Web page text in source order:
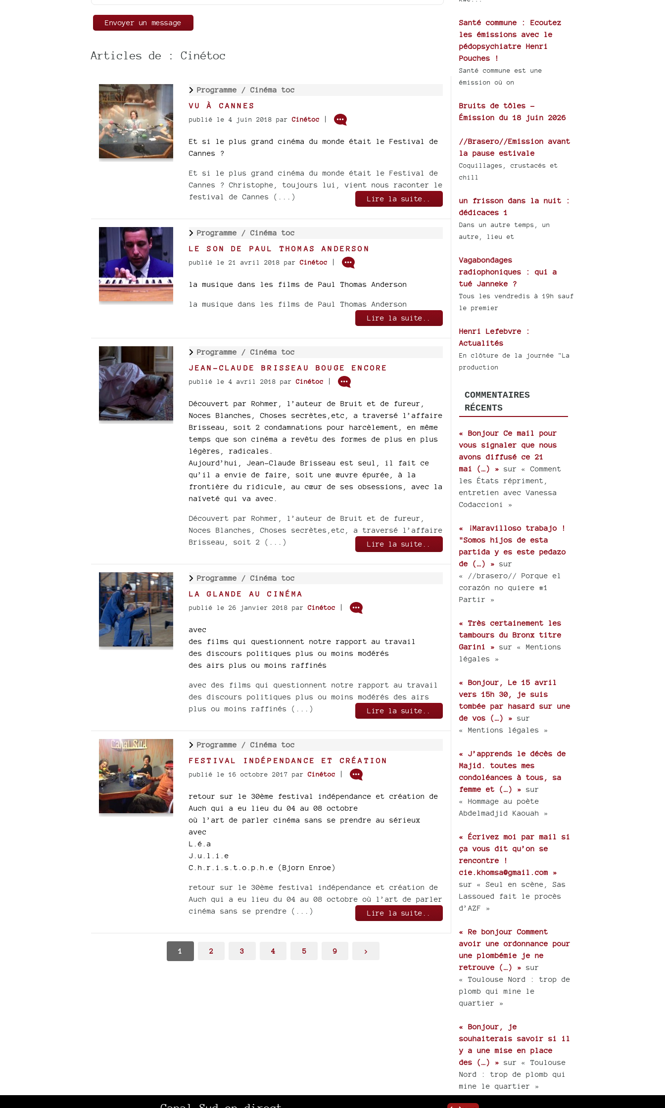
Articles de : Cinétoc
Programme / Cinéma toc
VU À CANNES
publié le 4 juin 2018 parCinétoc |
Et si le plus grand cinéma du monde était le Festival de
Cannes ?
Et si le plus grand cinéma du monde était le Festival de
Cannes ? Christophe, toujours lui, vient nous raconter le
festival de Cannes (...)
Lire la suite..
Programme / Cinéma toc
LE SON DE PAUL THOMAS ANDERSON
publié le 21 avril 2018 parCinétoc |
la musique dans les films de Paul Thomas Anderson
la musique dans les films de Paul Thomas Anderson
Lire la suite..
Programme / Cinéma toc
JEAN-CLAUDE BRISSEAU BOUGE ENCORE
publié le 4 avril 2018 parCinétoc |
Découvert par Rohmer, l’auteur de Bruit et de fureur,
Noces Blanches, Choses secrètes,etc, a traversé l’affaire
Brisseau, soit 2 condamnations pour harcèlement, en même
temps que son cinéma a revêtu des formes de plus en plus
légères, radicales.
Aujourd’hui, Jean-Claude Brisseau est seul, il fait ce
qu’il a envie de faire, soit une œuvre épurée, à la
frontière du ridicule, au cœur de ses obsessions, avec la
naïveté qui va avec.
Découvert par Rohmer, l’auteur de Bruit et de fureur,
Noces Blanches, Choses secrètes,etc, a traversé l’affaire
Brisseau, soit 2 (...)
Lire la suite..
Programme / Cinéma toc
LA GLANDE AU CINÉMA
publié le 26 janvier 2018 parCinétoc |
avec
des films qui questionnent notre rapport au travail
des discours politiques plus ou moins modérés
des airs plus ou moins raffinés
avec des films qui questionnent notre rapport au travail
des discours politiques plus ou moins modérés des airs
plus ou moins raffinés (...)
Lire la suite..
Programme / Cinéma toc
FESTIVAL INDÉPENDANCE ET CRÉATION
publié le 16 octobre 2017 parCinétoc |
retour sur le 30ème festival indépendance et création de
Auch qui a eu lieu du 04 au 08 octobre
où l’art de parler cinéma sans se prendre au sérieux
avec
L.é.a
J.u.l.i.e
C.h.r.i.s.t.o.p.h.e (Bjorn Enroe)
retour sur le 30ème festival indépendance et création de
Auch qui a eu lieu du 04 au 08 octobre où l’art de parler
cinéma sans se prendre (...)
Lire la suite..
1 2 3 4 5 9 >
Santé commune : Ecoutez
les émissions avec le
pédopsychiatre Henri
Pouches !
Santé commune est une
émission où on
Bruits de tôles -
Émission du 18 juin 2026
//Brasero//Emission avant
la pause estivale
Coquillages, crustacés et
chill
un frisson dans la nuit :
dédicaces 1
Dans un autre temps, un
autre, lieu et
Vagabondages
radiophoniques : qui a
tué Janneke ?
Tous les vendredis à 19h sauf
le premier
Henri Lefebvre :
Actualités
En clôture de la journée "La
production
COMMENTAIRES
RÉCENTS
« Bonjour Ce mail pour
vous signaler que nous
avons diffusé ce 21
mai (…) » sur « Comment
les États répriment,
entretien avec Vanessa
Codaccioni »
« ¡Maravilloso trabajo !
"Somos hijos de esta
partida y es este pedazo
de (…) » sur
« //brasero// Porque el
corazón no quiere #1
Partir »
« Très certainement les
tambours du Bronx titre
Garini » sur « Mentions
légales »
« Bonjour, Le 15 avril
vers 15h 30, je suis
tombée par hasard sur une
de vos (…) » sur
« Mentions légales »
« J’apprends le décès de
Majid. toutes mes
condoléances à tous, sa
femme et (…) » sur
« Hommage au poète
Abdelmadjid Kaouah »
« Écrivez moi par mail si
ça vous dit qu’on se
rencontre !
cie.khomsa@gmail.com »
sur « Seul en scène, Sas
Lassoued fait le procès
d’AZF »
« Re bonjour Comment
avoir une ordonnance pour
une plombémie je ne
retrouve (…) » sur
« Toulouse Nord : trop de
plomb qui mine le
quartier »
« Bonjour, je
souhaiterais savoir si il
y a une mise en place
des (…) » sur « Toulouse
Nord : trop de plomb qui
mine le quartier »